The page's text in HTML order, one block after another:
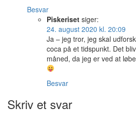
Besvar
Piskeriset siger:
24. august 2020 kl. 20:09
Ja – jeg tror, jeg skal
coca på et tidspunkt. Det
måned, da jeg er ved at
Besvar
Skriv et svar